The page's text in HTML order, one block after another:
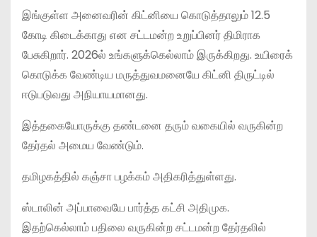
இங்குள்ள அனைவரின் கிட்னியை கொடுத்தாலும் 12.5
கோடி கிடைக்காது என சட்டமன்ற உறுப்பினர் திமிராக
பேசுகிறார். 2026ல் உங்களுக்கெல்லாம் இருக்கிறது. உயிரைக்
கொடுக்க வேண்டிய மருத்துவமனையே கிட்னி திருட்டில்
ஈடுபடுவது அநியாயமானது.
இத்தகையோருக்கு தண்டனை தரும் வகையில் வருகின்ற
தேர்தல் அமைய வேண்டும்.
தமிழகத்தில் கஞ்சா பழக்கம் அதிகரித்துள்ளது.
ஸ்டாலின் அப்பாவையே பார்த்த கட்சி அதிமுக.
இதற்கெல்லாம் பதிலை வருகின்ற சட்டமன்ற தேர்தலில்